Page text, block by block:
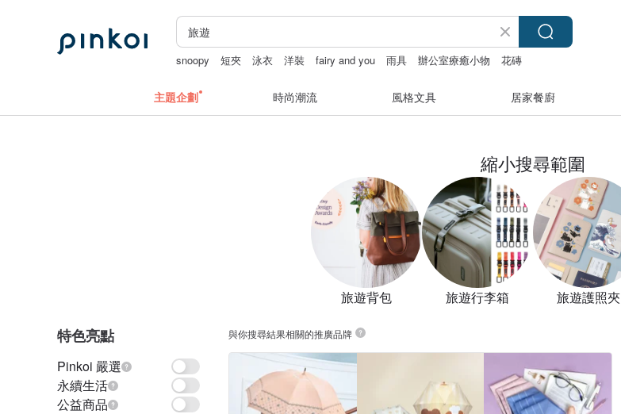
snoopy 短夾 泳衣 洋裝 fairy and you 雨具 辦公室療癒小物 花磚
主題企劃 時尚潮流 風格文具 居家餐廚
縮小搜尋範圍
旅遊背包 旅遊行李箱 旅遊護照夾
特色亮點
Pinkoi 嚴選
永續生活
公益商品
與你搜尋結果相關的推廣品牌